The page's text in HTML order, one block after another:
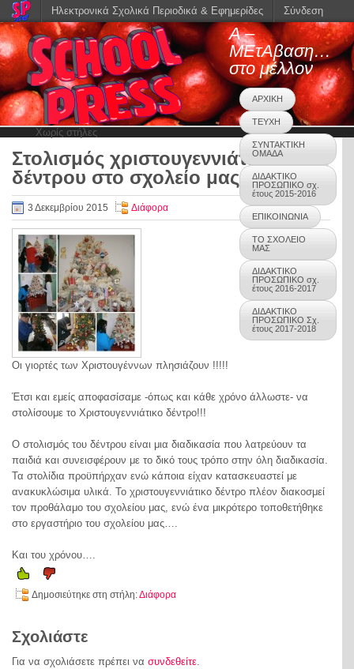
Α –
ΜΕτΑβαση…
στο μέλλον
ΑΡΧΙΚΗ
ΤΕΥΧΗ
ΣΥΝΤΑΚΤΙΚΗ
ΟΜΑΔΑ
ΔΙΔΑΚΤΙΚΟ
ΠΡΟΣΩΠΙΚΟ σχ.
έτους 2015-2016
ΕΠΙΚΟΙΝΩΝΙΑ
ΤΟ ΣΧΟΛΕΙΟ
ΜΑΣ
ΔΙΔΑΚΤΙΚΟ
ΠΡΟΣΩΠΙΚΟ σχ.
έτους 2016-2017
ΔΙΔΑΚΤΙΚΟ
ΠΡΟΣΩΠΙΚΟ Σχ.
έτους 2017-2018
Χωρίς στήλες
Στολισμός χριστουγεννιάτικου
δέντρου στο σχολείο μας
3 Δεκεμβρίου 2015 Διάφορα
Οι γιορτές των Χριστουγέννων πλησιάζουν !!!!!
Έτσι και εμείς αποφασίσαμε -όπως και κάθε χρόνο άλλωστε- να
στολίσουμε το Χριστουγεννιάτικο δέντρο!!!
Ο στολισμός του δέντρου είναι μια διαδικασία που λατρεύουν τα
παιδιά και συνεισφέρουν με το δικό τους τρόπο στην όλη διαδικασία.
Τα στολίδια προϋπήρχαν ενώ κάποια είχαν κατασκευαστεί με
ανακυκλώσιμα υλικά. Το χριστουγεννιάτικο δέντρο πλέον διακοσμεί
τον προθάλαμο του σχολείου μας, ενώ ένα μικρότερο τοποθετήθηκε
στο εργαστήριο του σχολείου μας….
Και του χρόνου….
Δημοσιεύτηκε στη στήλη:Διάφορα
Σχολιάστε
Για να σχολιάσετε πρέπει να συνδεθείτε.
Ηλεκτρονικά Σχολικά Περιοδικά & Εφημερίδες Σύνδεση